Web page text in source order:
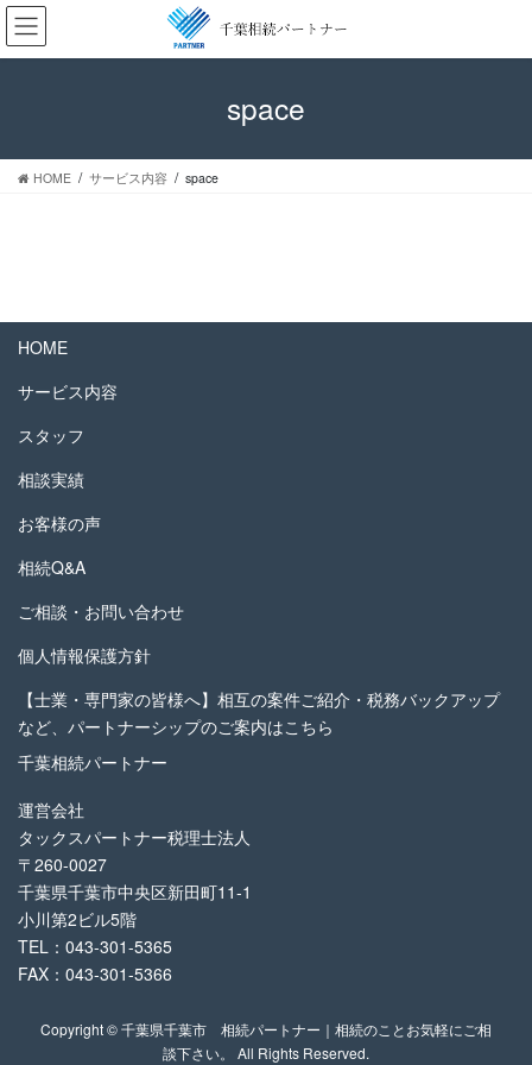
コ
ン
テ
ス
ナ
ビ
ゲ
ン
space
HOME サービス内容 space
HOME
サービス内容
スタッフ
相談実績
お客様の声
相続Q&A
ご相談・お問い合わせ
個人情報保護方針
【士業・専門家の皆様へ】相互の案件ご紹介・税務バックアップ
など、パートナーシップのご案内はこちら
千葉相続パートナー
運営会社
タックスパートナー税理士法人
〒260-0027
千葉県千葉市中央区新田町11-1
小川第2ビル5階
TEL：043-301-5365
FAX：043-301-5366
Copyright © 千葉県千葉市 相続パートナー｜相続のことお気軽にご相
談下さい。 All Rights Reserved.